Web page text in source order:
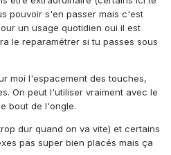
pouvoir s'en passer mais c'est
un usage quotidien oui il est
le reparamétrer si tu passes sous
moi l'espacement des touches,
On peut l'utiliser vraiment avec le
bout de l'ongle.
dur quand on va vite) et certains
pas super bien placés mais ça